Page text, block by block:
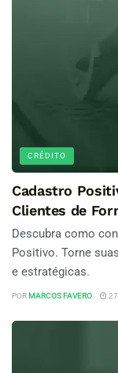
CRÉDITO
Cadastro
Clientes de
Descubra como
Positivo. Torne
e estratégicas.
POR MARCOS FAVERO